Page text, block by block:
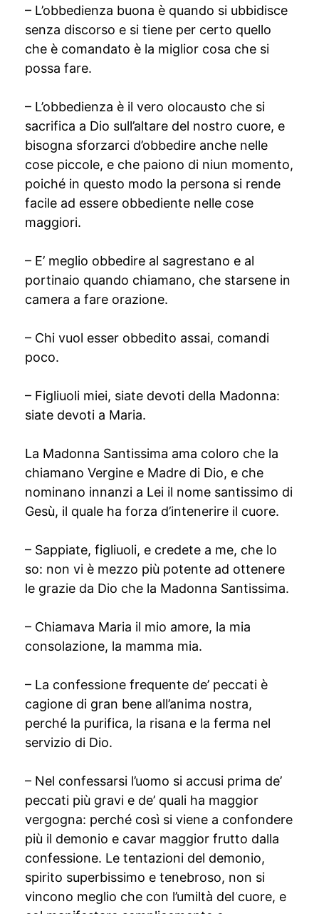
– L’obbedienza buona è quando si ubbidisce
senza discorso e si tiene per certo quello
che è comandato è la miglior cosa che si
possa fare.
– L’obbedienza è il vero olocausto che si
sacrifica a Dio sull’altare del nostro cuore, e
bisogna sforzarci d’obbedire anche nelle
cose piccole, e che paiono di niun momento,
poiché in questo modo la persona si rende
facile ad essere obbediente nelle cose
maggiori.
– E’ meglio obbedire al sagrestano e al
portinaio quando chiamano, che starsene in
camera a fare orazione.
– Chi vuol esser obbedito assai, comandi
poco.
– Figliuoli miei, siate devoti della Madonna:
siate devoti a Maria.
La Madonna Santissima ama coloro che la
chiamano Vergine e Madre di Dio, e che
nominano innanzi a Lei il nome santissimo di
Gesù, il quale ha forza d’intenerire il cuore.
– Sappiate, figliuoli, e credete a me, che lo
so: non vi è mezzo più potente ad ottenere
le grazie da Dio che la Madonna Santissima.
– Chiamava Maria il mio amore, la mia
consolazione, la mamma mia.
– La confessione frequente de’ peccati è
cagione di gran bene all’anima nostra,
perché la purifica, la risana e la ferma nel
servizio di Dio.
– Nel confessarsi l’uomo si accusi prima de’
peccati più gravi e de’ quali ha maggior
vergogna: perché così si viene a confondere
più il demonio e cavar maggior frutto dalla
confessione. Le tentazioni del demonio,
spirito superbissimo e tenebroso, non si
vincono meglio che con l’umiltà del cuore, e